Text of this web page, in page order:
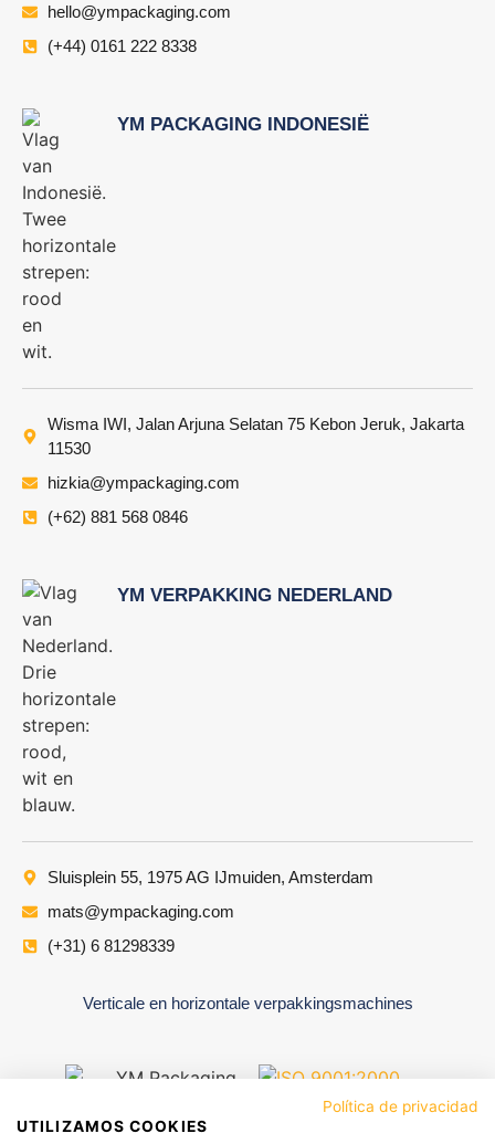
hello@ympackaging.com
(+44) 0161 222 8338
YM PACKAGING INDONESIË
Wisma IWI, Jalan Arjuna Selatan 75 Kebon Jeruk, Jakarta
11530
hizkia@ympackaging.com
(+62) 881 568 0846
YM VERPAKKING NEDERLAND
Sluisplein 55, 1975 AG IJmuiden, Amsterdam
mats@ympackaging.com
(+31) 6 81298339
Verticale en horizontale verpakkingsmachines
Política de privacidad
UTILIZAMOS COOKIES